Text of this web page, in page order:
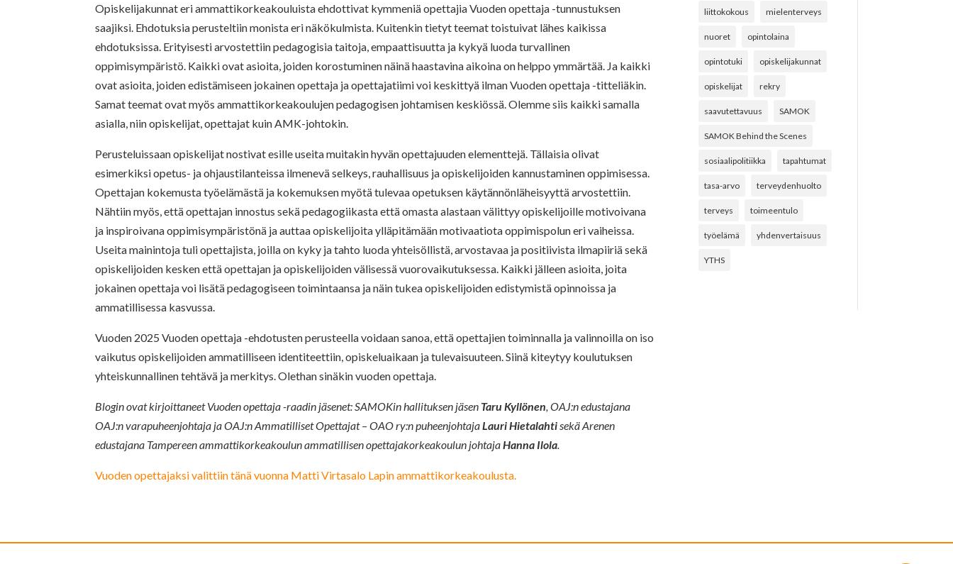
Opiskelijakunnat eri ammattikorkeakouluista ehdottivat kymmeniä opettajia Vuoden opettaja -tunnustuksen
saajiksi. Ehdotuksia perusteltiin monista eri näkökulmista. Kuitenkin tietyt teemat toistuivat lähes kaikissa
ehdotuksissa. Erityisesti arvostettiin pedagogisia taitoja, empaattisuutta ja kykyä luoda turvallinen
oppimisympäristö. Kaikki ovat asioita, joiden korostuminen näinä haastavina aikoina on helppo ymmärtää. Ja kaikki
ovat asioita, joiden edistämiseen jokainen opettaja ja opettajatiimi voi keskittyä ilman Vuoden opettaja -titteliäkin.
Samat teemat ovat myös ammattikorkeakoulujen pedagogisen johtamisen keskiössä. Olemme siis kaikki samalla
asialla, niin opiskelijat, opettajat kuin AMK-johtokin.
Perusteluissaan opiskelijat nostivat esille useita muitakin hyvän opettajuuden elementtejä. Tällaisia olivat
esimerkiksi opetus- ja ohjaustilanteissa ilmenevä selkeys, rauhallisuus ja opiskelijoiden kannustaminen oppimisessa.
Opettajan kokemusta työelämästä ja kokemuksen myötä tulevaa opetuksen käytännönläheisyyttä arvostettiin.
Nähtiin myös, että opettajan innostus sekä pedagogiikasta että omasta alastaan välittyy opiskelijoille motivoivana
ja inspiroivana oppimisympäristönä ja auttaa opiskelijoita ylläpitämään motivaatiota oppimispolun eri vaiheissa.
Useita mainintoja tuli opettajista, joilla on kyky ja tahto luoda yhteisöllistä, arvostavaa ja positiivista ilmapiiriä sekä
opiskelijoiden kesken että opettajan ja opiskelijoiden välisessä vuorovaikutuksessa. Kaikki jälleen asioita, joita
jokainen opettaja voi lisätä pedagogiseen toimintaansa ja näin tukea opiskelijoiden edistymistä opinnoissa ja
ammatillisessa kasvussa.
Vuoden 2025 Vuoden opettaja -ehdotusten perusteella voidaan sanoa, että opettajien toiminnalla ja valinnoilla on iso
vaikutus opiskelijoiden ammatilliseen identiteettiin, opiskeluaikaan ja tulevaisuuteen. Siinä kiteytyy koulutuksen
yhteiskunnallinen tehtävä ja merkitys. Olethan sinäkin vuoden opettaja.
Blogin ovat kirjoittaneet Vuoden opettaja -raadin jäsenet: SAMOKin hallituksen jäsen Taru Kyllönen, OAJ:n edustajana
OAJ:n varapuheenjohtaja ja OAJ:n Ammatilliset Opettajat – OAO ry:n puheenjohtajaLauri Hietalahtisekä Arenen
edustajana Tampereen ammattikorkeakoulun ammatillisen opettajakorkeakoulun johtajaHanna Ilola.
Vuoden opettajaksi valittiin tänä vuonna Matti Virtasalo Lapin ammattikorkeakoulusta.
liittokokous mielenterveys
nuoret opintolaina
opintotuki opiskelijakunnat
opiskelijat rekry
saavutettavuus SAMOK
SAMOK Behind the Scenes
sosiaalipolitiikka tapahtumat
tasa-arvo terveydenhuolto
terveys toimeentulo
työelämä yhdenvertaisuus
YTHS